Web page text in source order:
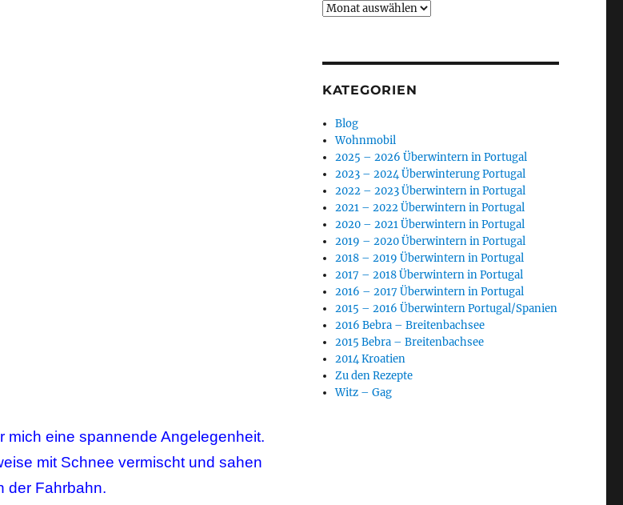
mich eine spannende Angelegenheit.
mit Schnee vermischt und sahen
der Fahrbahn.
Archiv
KATEGORIEN
Blog
Wohnmobil
2025 – 2026 Überwintern in Portugal
2023 – 2024 Überwinterung Portugal
2022 – 2023 Überwintern in Portugal
2021 – 2022 Überwintern in Portugal
2020 – 2021 Überwintern in Portugal
2019 – 2020 Überwintern in Portugal
2018 – 2019 Überwintern in Portugal
2017 – 2018 Überwintern in Portugal
2016 – 2017 Überwintern in Portugal
2015 – 2016 Überwintern Portugal/Spanien
2016 Bebra – Breitenbachsee
2015 Bebra – Breitenbachsee
2014 Kroatien
Zu den Rezepte
Witz – Gag